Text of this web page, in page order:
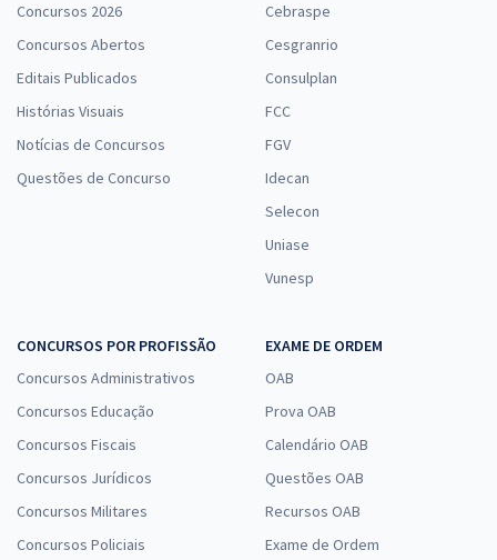
Concursos 2026
Concursos Abertos
Editais Publicados
Histórias Visuais
Notícias de Concursos
Questões de Concurso
Cebraspe
Cesgranrio
Consulplan
FCC
FGV
Idecan
Selecon
Uniase
Vunesp
CONCURSOS POR PROFISSÃO
Concursos Administrativos
Concursos Educação
Concursos Fiscais
Concursos Jurídicos
Concursos Militares
Concursos Policiais
EXAME DE ORDEM
OAB
Prova OAB
Calendário OAB
Questões OAB
Recursos OAB
Exame de Ordem